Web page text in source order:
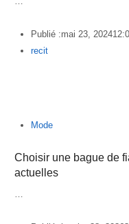
Publié :mai 23, 2024
Author
recit
Mode
Choisir une bague de
actuelles